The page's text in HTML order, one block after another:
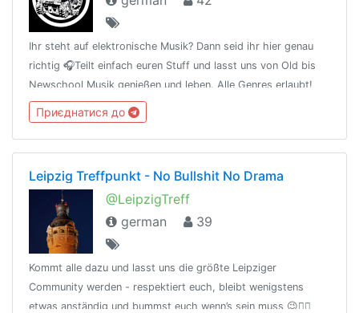
Ihr steht auf elektronische Musik? Dann seid ihr hier genau
richtig 🎧Teilt einfach euren Stuff und lasst uns von Old bis
Newschool Musik genießen und leben. Alle Genres erlaubt!
Keep the Underground alive. ☠🎵Regeln: Bitte kein
Cp/Ap/Gore/Illegales
Приєднатися до
Leipzig Treffpunkt - No Bullshit No Drama
@LeipzigTreff
german
39
Kommt alle dazu und lasst uns die größte Leipziger
Community werden - respektiert euch, bleibt wenigstens
etwas anständig und bummst euch wenn’s sein muss 😉✌🏽